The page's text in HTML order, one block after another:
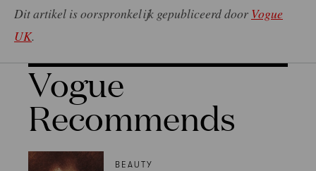
Dit artikel is oorspronkelijk gepubliceerd door Vogue
UK.
Vogue
Recommends
BEAUTY